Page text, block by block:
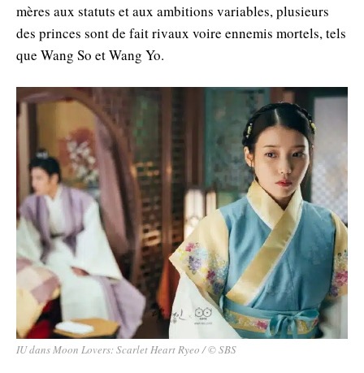
mères aux statuts et aux ambitions variables, plusieurs
des princes sont de fait rivaux voire ennemis mortels, tels
que Wang So et Wang Yo.
IU dans Moon Lovers: Scarlet Heart Ryeo / © SBS